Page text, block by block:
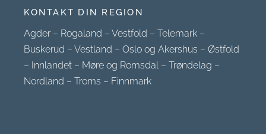
KONTAKT DIN REGION
Agder– Rogaland –Vestfold –Telemark –
Buskerud –Vestland –Oslo og Akershus –Østfold
– Innlandet – Møre og Romsdal –Trøndelag –
Nordland –Troms – Finnmark